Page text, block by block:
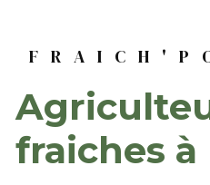
agriculteur frites
fraiches à